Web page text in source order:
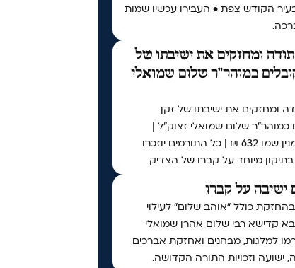
הקודש צפת • העבירו עכשיו שמות
ומחזקים את ישיבתו של
כמוהר"ר שלום שמואלי
ומחזקים את ישיבתו של זקן
כמוהר"ר שלום שמואלי זצוק"ל |
תורמים כמנין שמו 632 ₪ | כל התורמים יוזכרו
מיוחד על קברו של הצדיק
ישיבה על קברו
כולל “אוהב שלום” לעילוי
קדישא רבי שלום אהרן שמואלי
למלגות, מבחנים ואחזקת אברכים
ישועה וזכויות התורה הקדושה.